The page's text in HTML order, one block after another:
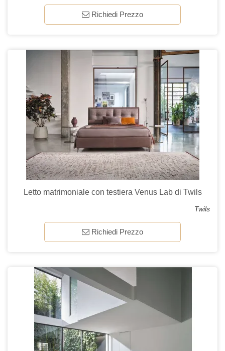
Richiedi Prezzo
Letto matrimoniale con testiera Venus Lab di Twils
Twils
Richiedi Prezzo